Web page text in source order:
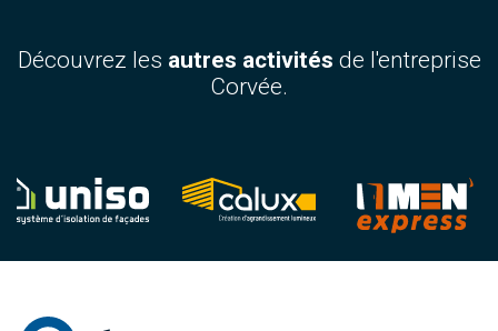
Découvrez les autres activités de l'entreprise
Corvée.